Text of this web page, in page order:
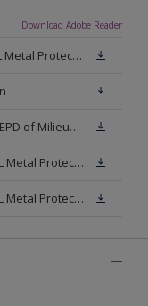
Download Adobe Reader
Technisch Informatieblad Redox BL Metal Protect (PDF)
Sikkens Metal Paints Waterborne- EPD of Milieuproductverklaring
Veiligheidsinformatieblad Redox BL Metal Protect Satin N00 (MSDS)
Veiligheidsinformatieblad Redox BL Metal Protect Satin White W05 (MSDS)